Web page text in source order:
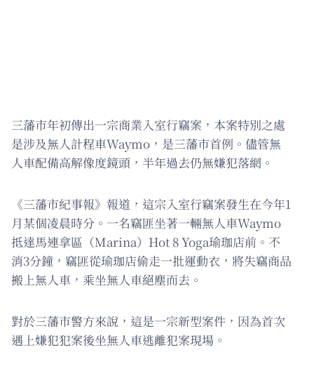
三藩市年初傳出一宗商業入室行竊案，本案特別之處
是涉及無人計程車Waymo，是三藩市首例。儘管無
人車配備高解像度鏡頭，半年過去仍無嫌犯落網。
《三藩市紀事報》報道，這宗入室行竊案發生在今年1
月某個凌晨時分。一名竊匪坐著一輛無人車Waymo
抵達馬連拿區（Marina）Hot 8 Yoga瑜珈店前。不
消3分鐘，竊匪從瑜珈店偷走一批運動衣，將失竊商品
搬上無人車，乘坐無人車絕塵而去。
對於三藩市警方來說，這是一宗新型案件，因為首次
遇上嫌犯犯案後坐無人車逃離犯案現場。